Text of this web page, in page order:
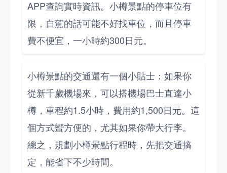
APP查詢實時資訊。小樽景點的停車位有
限，自駕的話可能不好找車位，而且停車
費不便宜，一小時約300日元。
小樽景點的交通還有一個小貼士：如果你
從新千歲機場來，可以搭機場巴士直達小
樽，車程約1.5小時，費用約1,500日元。這
個方式蠻方便的，尤其如果你帶大行李。
總之，規劃小樽景點行程時，先把交通搞
定，能省下不少時間。